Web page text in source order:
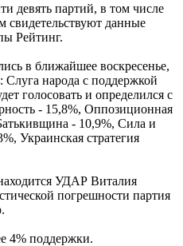
девять партий, в том числе
свидетельствуют данные
Рейтинг.
в ближайшее воскресенье,
Слуга народа с поддержкой
голосовать и определился с
- 15,8%, Оппозиционная
- 10,9%, Сила и
Украинская стратегия
УДАР Виталия
погрешности партия
4% поддержки.